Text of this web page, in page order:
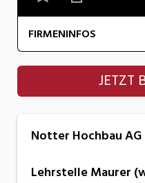
FIRMENINFOS
Notter Hochbau AG
JETZT
Notter Hochbau AG
Lehrstelle Maurer